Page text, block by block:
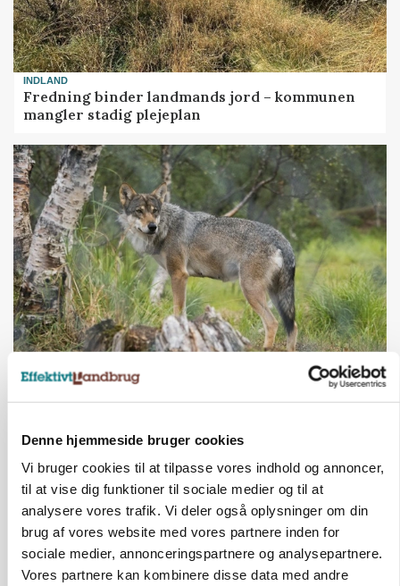
Denne hjemmeside bruger cookies
Vi bruger cookies til at tilpasse vores indhold og annoncer,
til at vise dig funktioner til sociale medier og til at
analysere vores trafik. Vi deler også oplysninger om din
brug af vores website med vores partnere inden for
sociale medier, annonceringspartnere og analysepartnere.
Vores partnere kan kombinere disse data med andre
INDLAND
Fredning binder landmands jord – kommunen
mangler stadig plejeplan
Bekræftet: Sætter droner ind mod problemulv